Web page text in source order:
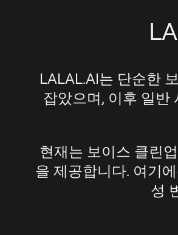
LALAL.AI는 단순한
잡았으며, 이후 일반
현재는 보이스 클린
을 제공합니다. 여기
성